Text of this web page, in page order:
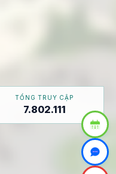
TỔNG TRUY CẬP
7.802.111